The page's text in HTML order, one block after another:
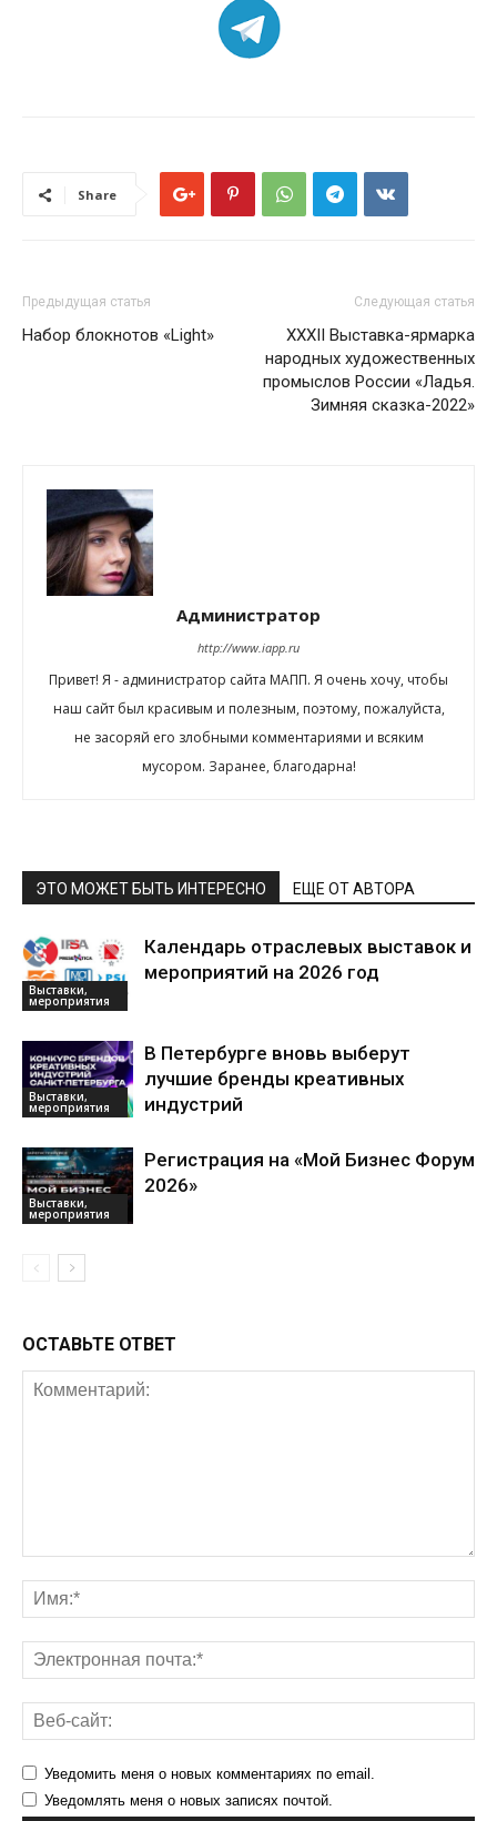
Share
Предыдущая статья
Набор блокнотов «Light»
Следующая статья
XXХII Выставка-ярмарка
народных художественных
промыслов России «Ладья.
Зимняя сказка-2022»
Администратор
http://www.iapp.ru
Привет! Я - администратор сайта МАПП. Я очень хочу, чтобы
наш сайт был красивым и полезным, поэтому, пожалуйста,
не засоряй его злобными комментариями и всяким
мусором. Заранее, благодарна!
ЭТО МОЖЕТ БЫТЬ ИНТЕРЕСНО ЕЩЕ ОТ АВТОРА
Выставки,
мероприятия
Календарь отраслевых выставок и
мероприятий на 2026 год
Выставки,
мероприятия
В Петербурге вновь выберут
лучшие бренды креативных
индустрий
Выставки,
мероприятия
Регистрация на «Мой Бизнес Форум
2026»
ОСТАВЬТЕ ОТВЕТ
Уведомить меня о новых комментариях по email.
Уведомлять меня о новых записях почтой.